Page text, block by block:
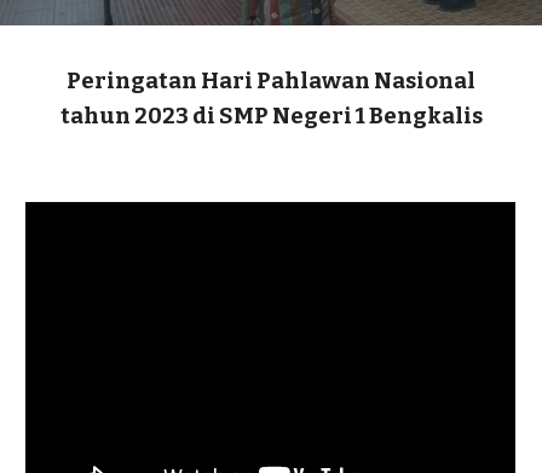
Peringatan Hari Pahlawan Nasional
tahun 2023 di SMP Negeri 1 Bengkalis